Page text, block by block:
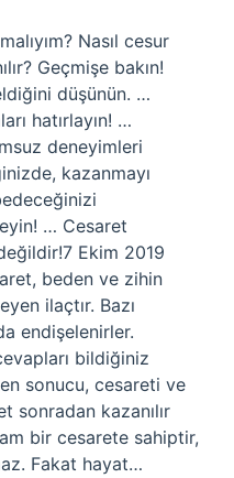
Nasıl cesur
Geçmişe bakın!
düşünün. …
hatırlayın! …
deneyimleri
kazanmayı
… Cesaret
Ekim 2019
beden ve zihin
ilaçtır. Bazı
endişelenirler.
bildiğiniz
sonucu, cesareti ve
sonradan kazanılır
bir cesarete sahiptir,
Fakat hayat…